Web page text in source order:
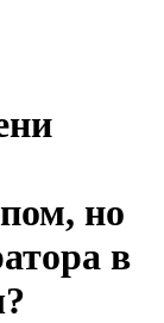
но
в